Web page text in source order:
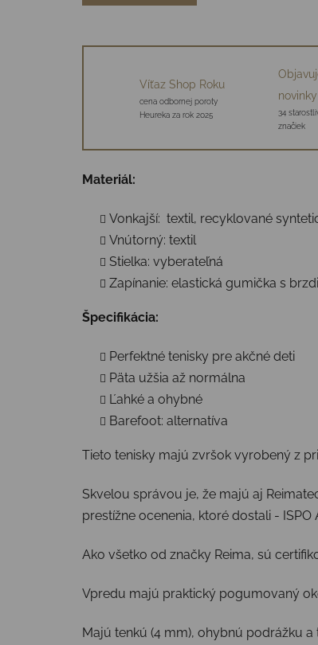
Víťaz Shop Roku
cena odbornej poroty
Heureka za rok 2025
novinky
34
značiek
Materiál:
Vonkajší: textil, recyklované
Vnútorný: textil
Stielka: vyberateľná
Zapínanie: elastická gumička s
Špecifikácia:
Perfektné tenisky pre akčné deti
Päta užšia až normálna
Ľahké a ohybné
Barefoot: alternatíva
Tieto tenisky majú zvršok vyrobený z
Skvelou správou je, že majú aj
prestížne ocenenia, ktoré dostali -
Ako všetko od značky Reima, sú
Vpredu majú praktický pogumovaný
Majú tenkú (4 mm), ohybnú podrážku